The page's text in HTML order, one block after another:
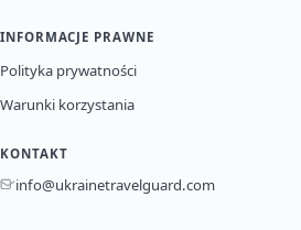
INFORMACJE PRAWNE
Polityka prywatności
Warunki korzystania
KONTAKT
info@ukrainetravelguard.com